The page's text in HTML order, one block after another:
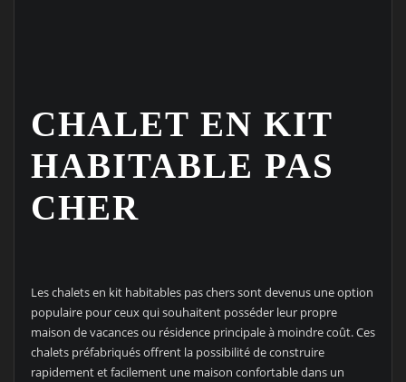
CHALET EN KIT
HABITABLE PAS
CHER
Les chalets en kit habitables pas chers sont devenus une option
populaire pour ceux qui souhaitent posséder leur propre
maison de vacances ou résidence principale à moindre coût. Ces
chalets préfabriqués offrent la possibilité de construire
rapidement et facilement une maison confortable dans un